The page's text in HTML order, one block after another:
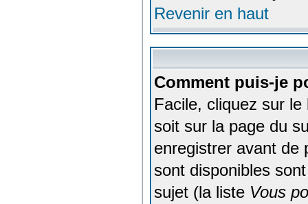
Revenir en haut
Comment puis-je
Facile, cliquez sur
soit sur la page du
enregistrer avant de
sont disponibles
sujet (la liste Vous